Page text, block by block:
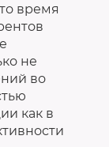
время
не
во
как в